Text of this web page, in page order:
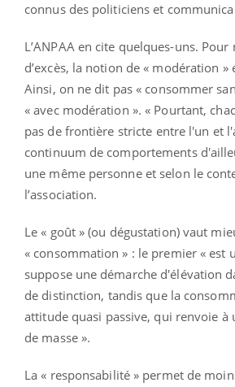
connus des politiciens et
L’ANPAA en cite quelques-uns.
d’excès, la notion de « modération »
Ainsi, on ne dit pas « consommer
« avec modération ». « Pourtant,
pas de frontière stricte entre l'un et
continuum de comportements
une même personne et selon le
l’association.
Le « goût » (ou dégustation) vaut
« consommation » : le premier « est
suppose une démarche d'élévation
de distinction, tandis que la
attitude quasi passive, qui renvoie
de masse ».
La « responsabilité » permet de